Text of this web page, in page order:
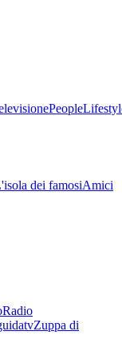
People
dei famosiAmici
Radio
Zuppa di